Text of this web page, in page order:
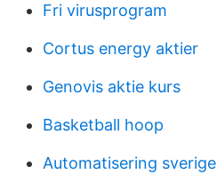
Fri virusprogram
Cortus energy aktier
Genovis aktie kurs
Basketball hoop
Automatisering sverige